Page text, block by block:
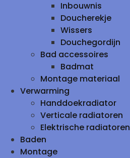
Inbouwnis
Doucherekje
Wissers
Douchegordijn
Bad accessoires
Badmat
Montage materiaal
Verwarming
Handdoekradiator
Verticale radiatoren
Elektrische radiatoren
Baden
Montage